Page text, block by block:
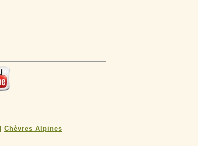
Chèvres Alpines